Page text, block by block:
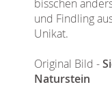
bisschen
und Findling
Unikat.
Original Bild -
Naturstein